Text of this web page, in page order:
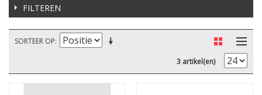
FILTEREN
SORTEER OP
3 artikel(en)